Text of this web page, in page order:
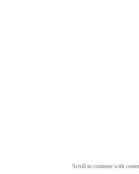
Scroll to continue with